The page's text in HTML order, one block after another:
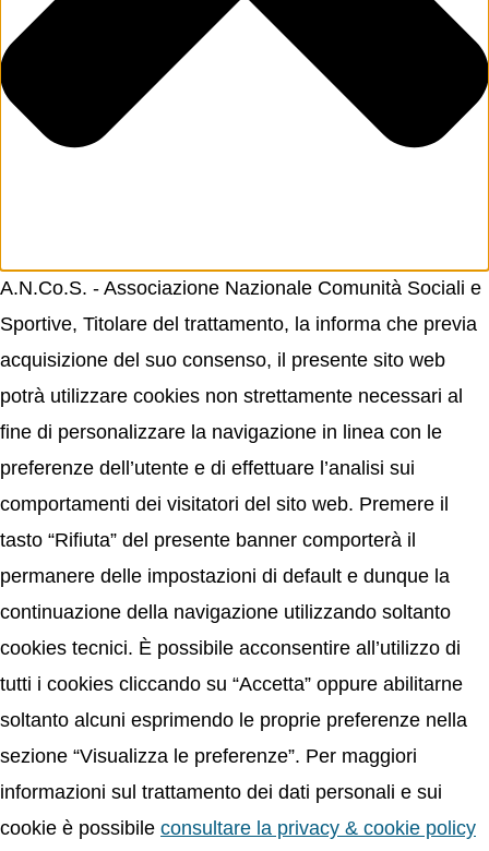
A.N.Co.S. - Associazione Nazionale Comunità Sociali e
Sportive, Titolare del trattamento, la informa che previa
acquisizione del suo consenso, il presente sito web
potrà utilizzare cookies non strettamente necessari al
fine di personalizzare la navigazione in linea con le
preferenze dell’utente e di effettuare l’analisi sui
comportamenti dei visitatori del sito web. Premere il
tasto “Rifiuta” del presente banner comporterà il
permanere delle impostazioni di default e dunque la
continuazione della navigazione utilizzando soltanto
cookies tecnici. È possibile acconsentire all’utilizzo di
tutti i cookies cliccando su “Accetta” oppure abilitarne
soltanto alcuni esprimendo le proprie preferenze nella
sezione “Visualizza le preferenze”. Per maggiori
informazioni sul trattamento dei dati personali e sui
cookie è possibile consultare la privacy & cookie policy